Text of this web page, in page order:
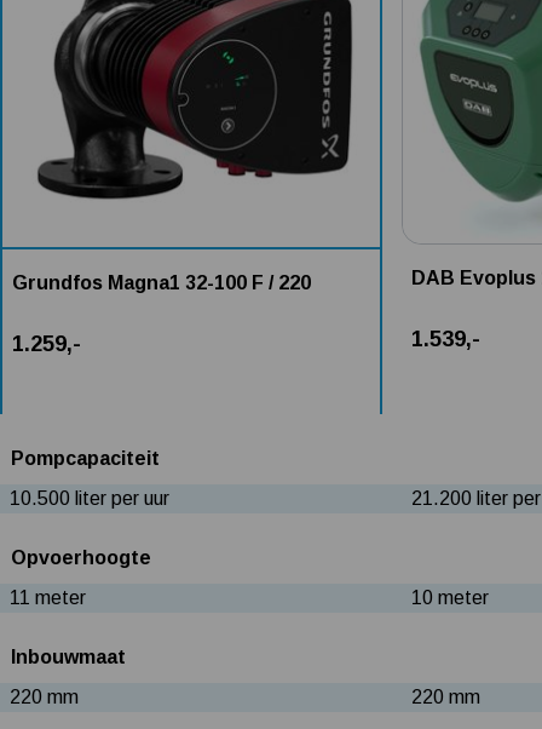
Grundfos Magna1 32-100 F / 220
1.259,-
DAB Evoplus
1.539,-
Pompcapaciteit
10.500 liter per uur
21.200 liter
Opvoerhoogte
11 meter
10 meter
Inbouwmaat
220 mm
220 mm